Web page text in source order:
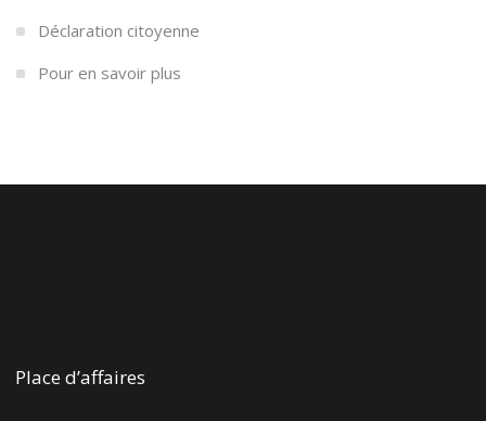
Déclaration citoyenne
Pour en savoir plus
Place d’affaires